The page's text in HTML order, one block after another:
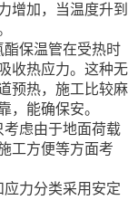
增加，当温度升到
保温管在受热时
收热应力。这种无
预热，施工比较麻
，能确保安。
考虑由于地面荷载
工方便等方面考
力分类采用安定